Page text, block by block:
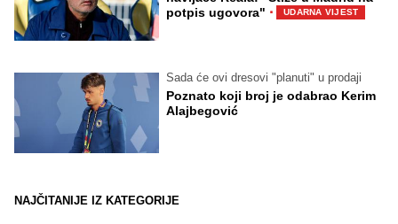
potpis ugovora" · UDARNA VIJEST
Sada će ovi dresovi "planuti" u prodaji
Poznato koji broj je odabrao Kerim
Alajbegović
NAJČITANIJE IZ KATEGORIJE